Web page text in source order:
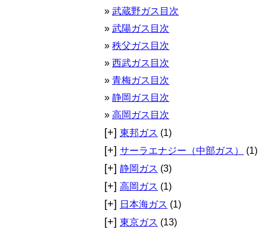
武蔵野ガス目次
武陽ガス目次
秩父ガス目次
西武ガス目次
青梅ガス目次
静岡ガス目次
高岡ガス目次
[+] 東邦ガス (1)
[+] サーラエナジー（中部ガス） (1)
[+] 静岡ガス (3)
[+] 高岡ガス (1)
[+] 日本海ガス (1)
[+] 東京ガス (13)